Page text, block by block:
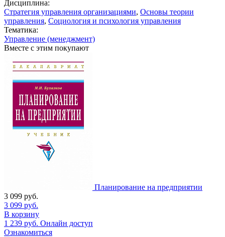
Дисциплина:
Стратегия управления организациями, Основы теории
управления, Социология и психология управления
Тематика:
Управление (менеджмент)
Вместе с этим покупают
Планирование на предприятии
3 099 руб.
3 099 руб.
В корзину
1 239 руб. Онлайн доступ
Ознакомиться